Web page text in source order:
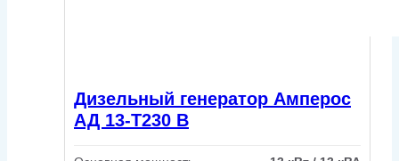
Дизельный генератор Амперос
АД 13-Т230 B